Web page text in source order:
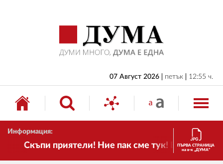
07 Август 2026 петък 12:55 ч.
Информация:
Скъпи приятели! Ние пак сме тук! Времето се
ПЪРВА СТРАНИЦА
на в-к „ДУМА“
БЪЛГАРИЯ
ИКОНОМИКА
ИЗБОРИ
СВЯТ